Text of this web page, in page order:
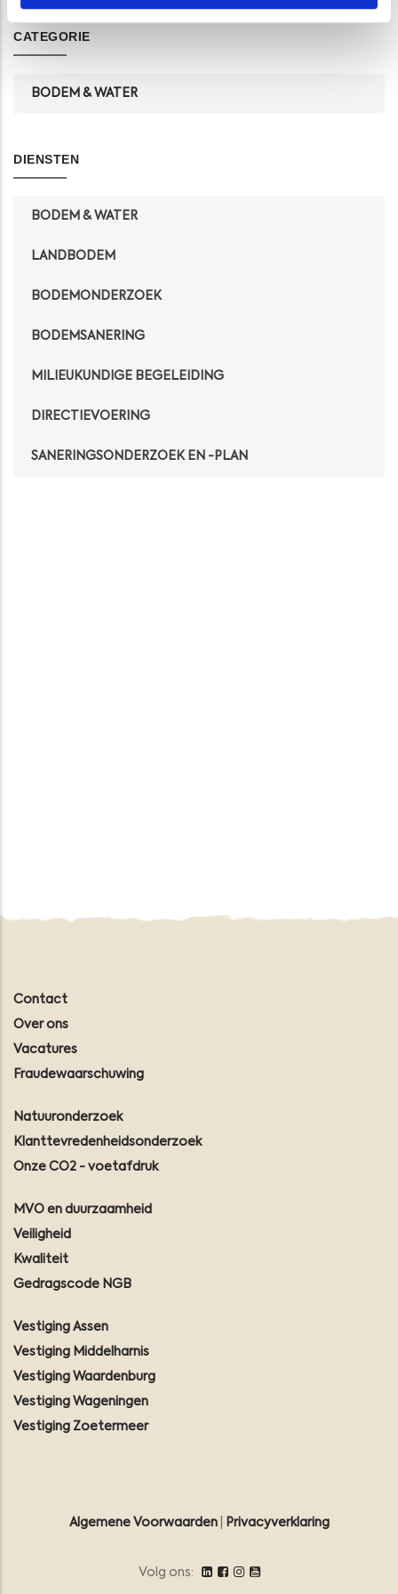
CATEGORIE
BODEM & WATER
DIENSTEN
BODEM & WATER
LANDBODEM
BODEMONDERZOEK
BODEMSANERING
MILIEUKUNDIGE BEGELEIDING
DIRECTIEVOERING
SANERINGSONDERZOEK EN -PLAN
Contact
Over ons
Vacatures
Fraudewaarschuwing
Natuuronderzoek
Klanttevredenheidsonderzoek
Onze CO2 - voetafdruk
MVO en duurzaamheid
Veiligheid
Kwaliteit
Gedragscode NGB
Vestiging Assen
Vestiging Middelharnis
Vestiging Waardenburg
Vestiging Wageningen
Vestiging Zoetermeer
Algemene Voorwaarden| Privacyverklaring
Volg ons: